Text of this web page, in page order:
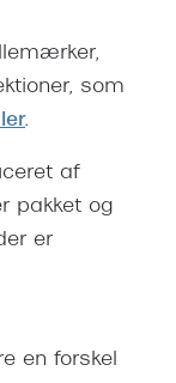
som
.
af
pakket og
er
en forskel